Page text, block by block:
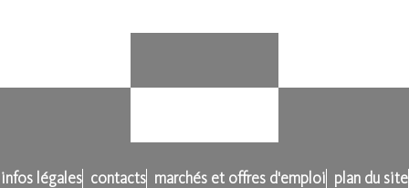
infos légales contacts marchés et offres d'emploi
plan du site